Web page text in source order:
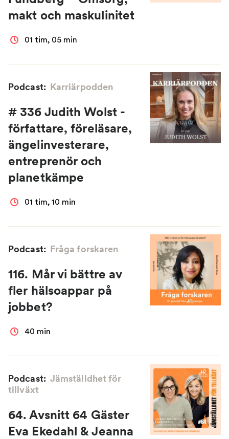
makt och maskulinitet
01 tim, 05 min
Podcast: Karriärpodden
# 336 Judith Wolst -
författare, föreläsare,
ängelinvesterare,
entreprenör och
planetkämpe
01 tim, 10 min
Podcast: Fråga forskaren
116. Mår vi bättre av
fler hälsoappar på
jobbet?
40 min
Podcast: Jämställdhet för
tillväxt
64. Avsnitt 64 Gäster
Eva Ekedahl & Jeanna